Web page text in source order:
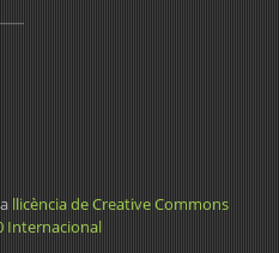
llicència de Creative Commons
Internacional